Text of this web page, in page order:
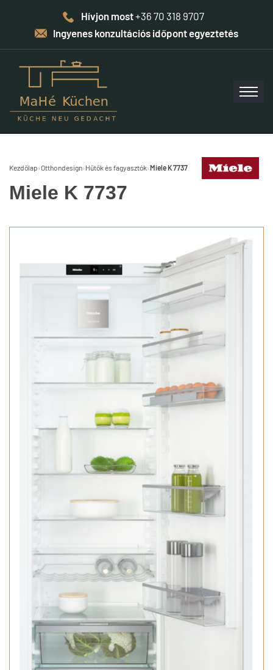
Hívjon most+36 70 318 9707
Ingyenes konzultációs időpont egyeztetés
Kezdőlap›Otthondesign› Hűtők és fagyasztók›Miele K 7737
Miele K 7737